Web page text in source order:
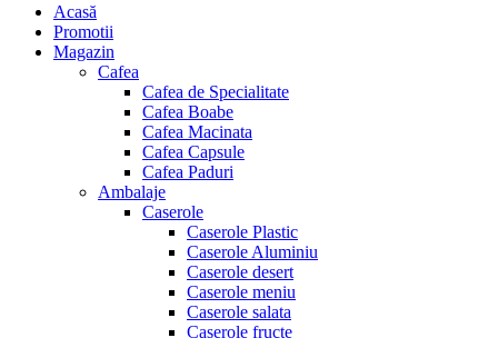
Menu
Acasă
Promotii
Magazin
Cafea
Cafea de Specialitate
Cafea Boabe
Cafea Macinata
Cafea Capsule
Cafea Paduri
Ambalaje
Caserole
Caserole Plastic
Caserole Aluminiu
Caserole desert
Caserole meniu
Caserole salata
Caserole fructe